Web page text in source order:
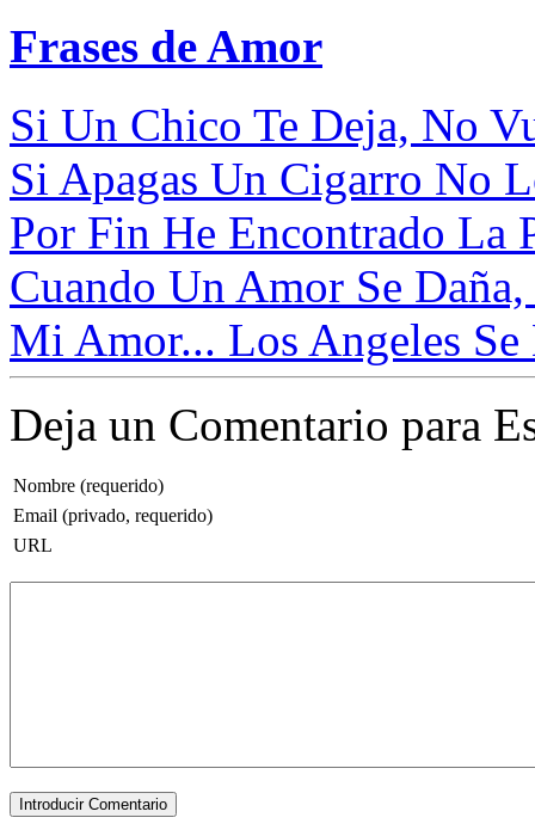
Frases de Amor
Si Un Chico Te Deja, No
Si Apagas Un Cigarro No
Por Fin He Encontrado La
Cuando Un Amor Se
Mi Amor... Los Angeles
Deja un Comentario para
Nombre (requerido)
Email (privado, requerido)
URL